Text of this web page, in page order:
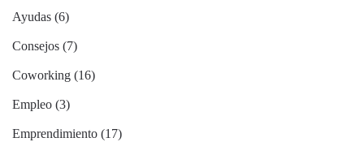
Ayudas (6)
Consejos (7)
Coworking (16)
Empleo (3)
Emprendimiento (17)